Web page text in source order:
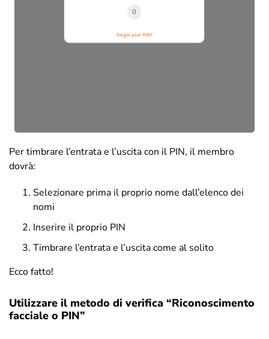
Per timbrare l’entrata e l’uscita con il PIN, il membro
dovrà:
Selezionare prima il proprio nome dall’elenco dei
nomi
Inserire il proprio PIN
Timbrare l’entrata e l’uscita come al solito
Ecco fatto!
Utilizzare il metodo di verifica “Riconoscimento
facciale o PIN”